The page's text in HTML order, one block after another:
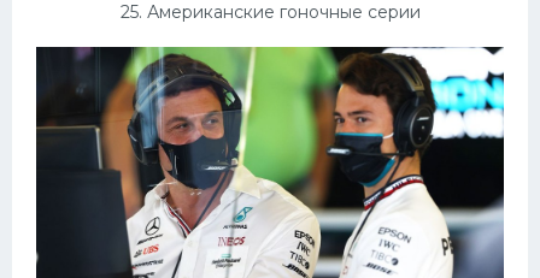
25. Американские гоночные серии